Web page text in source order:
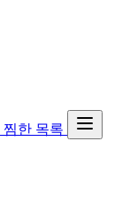
찜한 목록